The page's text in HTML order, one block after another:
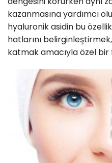
kazanmasına yardımcı
hyaluronik asidin bu
hatlarını
katmak amacıyla özel